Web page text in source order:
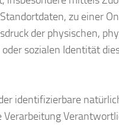
zu einer
der physischen,
sozialen Identität
identifizierbare
Verarbeitung